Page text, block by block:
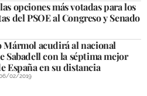
opciones más votadas para los
del PSOE al Congreso y Senado
Mármol acudirá al nacional
Sabadell con la séptima mejor
España en su distancia
02/2019